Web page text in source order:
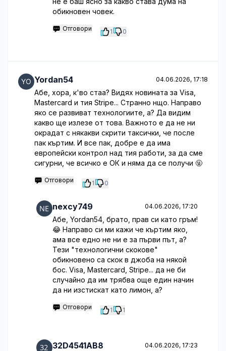
обикновен човек.
Отговори 1 0
Yordan54 04.06.2026, 17:18
Абе, хора, к'во стаа? Видях новината за Visa,
Mastercard и тия Stripe... Странно нщо. Направо
яко се развиват технологиите, а? Да видим
какво ще излезе от това. Важното е да не ни
окрадат с някакви скрити таксички, че после
пак къртим. И все пак, добре е да има
европейски контрол над тия работи, за да сме
сигурни, че всичко е ОК и няма да се получи 🤬
Отговори 1 0
nexcy749 04.06.2026, 17:20
Абе, Yordan54, брато, прав си като гръм!
😂 Направо си ми кажи че къртим яко,
ама все едно не ни е за първи път, а?
Тези "технологични скокове"
обикновено са скок в джоба на някой
бос. Visa, Mastercard, Stripe... да не би
случайно да им трябва още един начин
да ни изстискат като лимон, а?
Отговори 1 1
32D4541AB8 04.06.2026, 17:23